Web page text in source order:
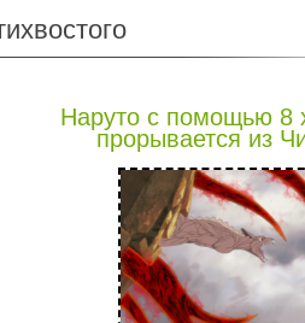
Наруто с помощью 8
прорывается из